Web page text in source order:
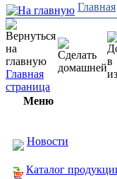
Главная
Главная
страница
Меню
Новости
Каталог